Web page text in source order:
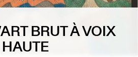
BRUT À VOIX
HAUTE